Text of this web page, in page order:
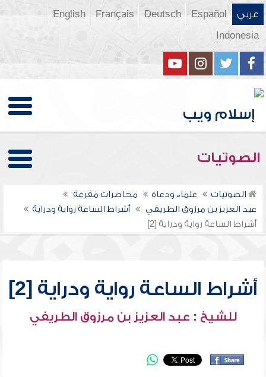
عربي Español
Deutsch
Français
English
Indonesia
الصوتيات
الصوتيات علماء ودعاة
محاضرات مفرغة
عبد العزيز بن مرزوق الطريفي
أشراط الساعة رواية ودراية
أشراط الساعة رواية ودراية [2]
أشراط الساعة رواية ودراية [2]
للشيخ : عبد العزيز بن مرزوق الطريفي